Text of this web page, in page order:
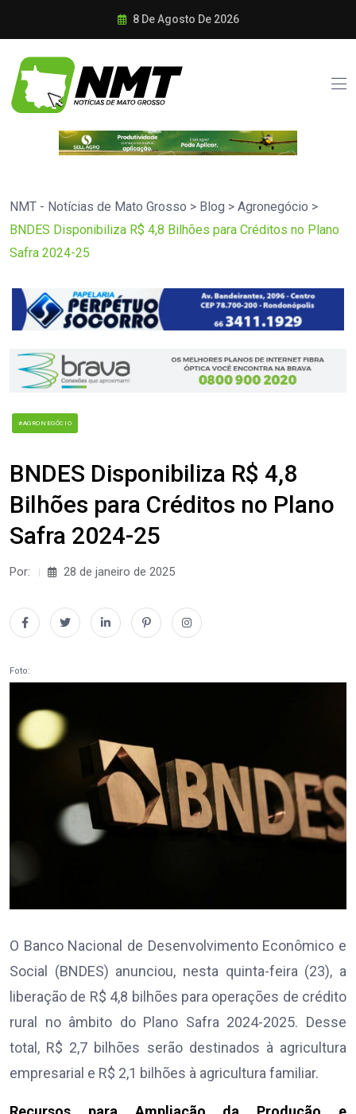
8 De Agosto De 2026
NMT - Notícias de Mato Grosso > Blog > Agronegócio >
BNDES Disponibiliza R$ 4,8 Bilhões para Créditos no Plano
Safra 2024-25
#AGRONEGÓCIO
BNDES Disponibiliza R$ 4,8
Bilhões para Créditos no Plano
Safra 2024-25
Por: 28 de janeiro de 2025
Foto:
O Banco Nacional de Desenvolvimento Econômico e
Social (BNDES) anunciou, nesta quinta-feira (23), a
liberação de R$ 4,8 bilhões para operações de crédito
rural no âmbito do Plano Safra 2024-2025. Desse
total, R$ 2,7 bilhões serão destinados à agricultura
empresarial e R$ 2,1 bilhões à agricultura familiar.